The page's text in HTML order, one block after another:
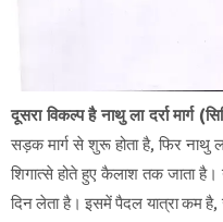
दूसरा विकल्प है नाथु ला दर्रा मार्ग
सड़क मार्ग से शुरू होता है, फिर नाथु
शिगात्से होते हुए कैलाश तक जाता
दिन लेता है। इसमें पैदल यात्रा कम है,